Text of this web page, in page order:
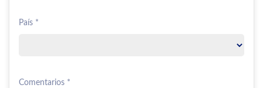
País *
Comentarios *